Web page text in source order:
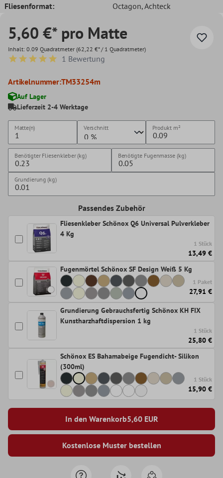
Fliesenformat:
Octagon, Achteck
5,60 €* pro Matte
Inhalt: 0.09 Quadratmeter (62,22 €* / 1 Quadratmeter)
Durchschnittliche Bewertung von 5 von 5 Sternen
1 Bewertung
Artikelnummer:TM33254m
Auf Lager
Lieferzeit 2-4 Werktage
Matte(n) Verschnitt Produkt m²
Benötigter Fliesenkleber (kg) Benötigte Fugenmasse (kg)
Grundierung (kg)
Passendes Zubehör
Fliesenkleber Schönox Q6 Universal Pulverkleber
4 Kg
1 Stück
13,49 €
Fugenmörtel Schönox SF Design Weiß 5 Kg
1 Paket
27,91 €
Grundierung Gebrauchsfertig Schönox KH FIX
Kunstharzhaftdispersion 1 kg
1 Stück
25,80 €
Schönox ES Bahamabeige Fugendicht- Silikon
(300ml)
1 Stück
15,90 €
In den Warenkorb5,60EUR
Kostenlose Muster bestellen